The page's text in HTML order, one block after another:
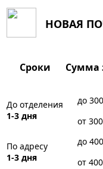
НОВАЯ
Сроки Сумма
До отделения
1-3 дня
до
от
По адресу
1-3 дня
до
от